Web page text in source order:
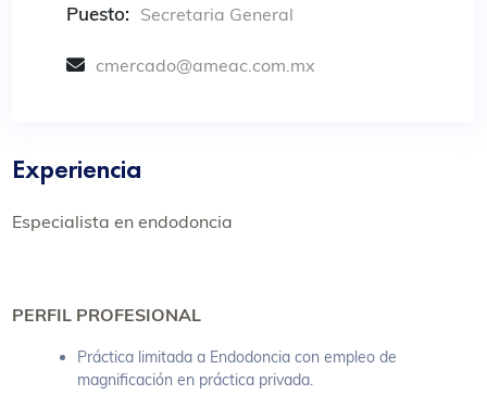
Puesto: Secretaria General
cmercado@ameac.com.mx
Experiencia
Especialista en endodoncia
PERFIL PROFESIONAL
Práctica limitada a Endodoncia con empleo de
magnificación en práctica privada.